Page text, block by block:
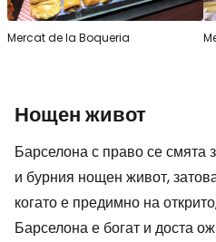
Mercat de la Boqueria
Нощен живот
Барселона с право се смята
и бурния нощен живот,
когато е предимно на
Барселона е богат и доста